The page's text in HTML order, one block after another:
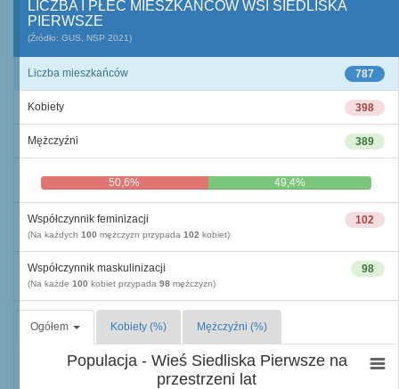
LICZBA I PŁEĆ MIESZKAŃCÓW WSI SIEDLISKA
PIERWSZE
(Źródło: GUS, NSP 2021)
787
Liczba mieszkańców
398
Kobiety
389
Mężczyźni
50,6% 49,4%
102
Współczynnik feminizacji
(Na każdych 100 mężczyzn przypada 102 kobiet)
98
Współczynnik maskulinizacji
(Na każde 100 kobiet przypada 98 mężczyzn)
Ogółem Kobiety (%) Mężczyźni (%)
Populacja - Wieś Siedliska Pierwsze na
przestrzeni lat